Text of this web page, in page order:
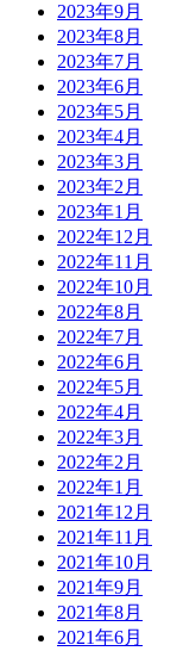
2023年9月
2023年8月
2023年7月
2023年6月
2023年5月
2023年4月
2023年3月
2023年2月
2023年1月
2022年12月
2022年11月
2022年10月
2022年8月
2022年7月
2022年6月
2022年5月
2022年4月
2022年3月
2022年2月
2022年1月
2021年12月
2021年11月
2021年10月
2021年9月
2021年8月
2021年6月